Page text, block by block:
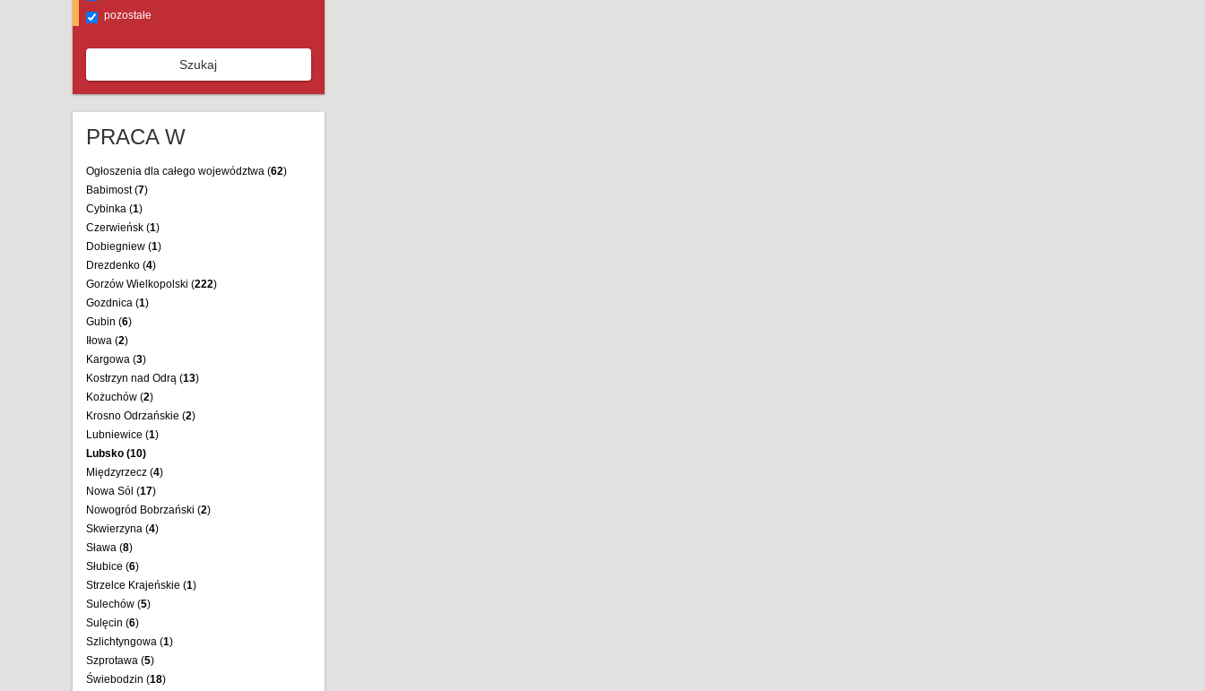
pozostałe
Szukaj
PRACA W
Ogłoszenia dla całego województwa (62)
Babimost (7)
Cybinka (1)
Czerwieńsk (1)
Dobiegniew (1)
Drezdenko (4)
Gorzów Wielkopolski (222)
Gozdnica (1)
Gubin (6)
Iłowa (2)
Kargowa (3)
Kostrzyn nad Odrą (13)
Kożuchów (2)
Krosno Odrzańskie (2)
Lubniewice (1)
Lubsko (10)
Międzyrzecz (4)
Nowa Sól (17)
Nowogród Bobrzański (2)
Skwierzyna (4)
Sława (8)
Słubice (6)
Strzelce Krajeńskie (1)
Sulechów (5)
Sulęcin (6)
Szlichtyngowa (1)
Szprotawa (5)
Świebodzin (18)